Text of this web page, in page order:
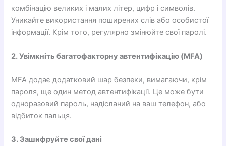
комбінацію великих і малих літер, цифр і символів.
Уникайте використання поширених слів або особистої
інформації. Крім того, регулярно змінюйте свої паролі.
2. Увімкніть багатофакторну автентифікацію (MFA)
MFA додає додатковий шар безпеки, вимагаючи, крім
пароля, ще один метод автентифікації. Це може бути
одноразовий пароль, надісланий на ваш телефон, або
відбиток пальця.
3. Зашифруйте свої дані